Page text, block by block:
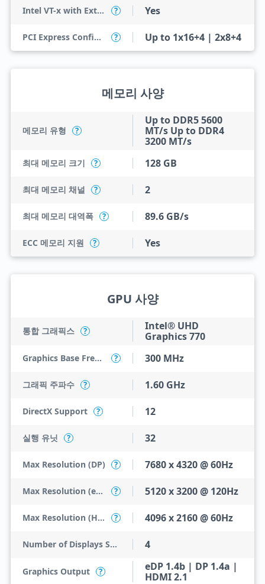
Intel VT-x with Extended Page Tables (EPT) ? Yes
PCI Express Configurations ? Up to 1x16+4 | 2x8+4
메모리 사양
메모리 유형 ?
Up to DDR5 5600
MT/s Up to DDR4
3200 MT/s
최대 메모리 크기 ? 128 GB
최대 메모리 채널 ? 2
최대 메모리 대역폭 ? 89.6 GB/s
ECC 메모리 지원 ? Yes
GPU 사양
통합 그래픽스 ?
Intel® UHD
Graphics 770
Graphics Base Frequency ? 300 MHz
그래픽 주파수 ? 1.60 GHz
DirectX Support ? 12
실행 유닛 ? 32
Max Resolution (DP) ? 7680 x 4320 @ 60Hz
Max Resolution (eDP - Integrated Flat Panel) ? 5120 x 3200 @ 120Hz
Max Resolution (HDMI) ? 4096 x 2160 @ 60Hz
Number of Displays Supported 4
Graphics Output ?
eDP 1.4b | DP 1.4a |
HDMI 2.1